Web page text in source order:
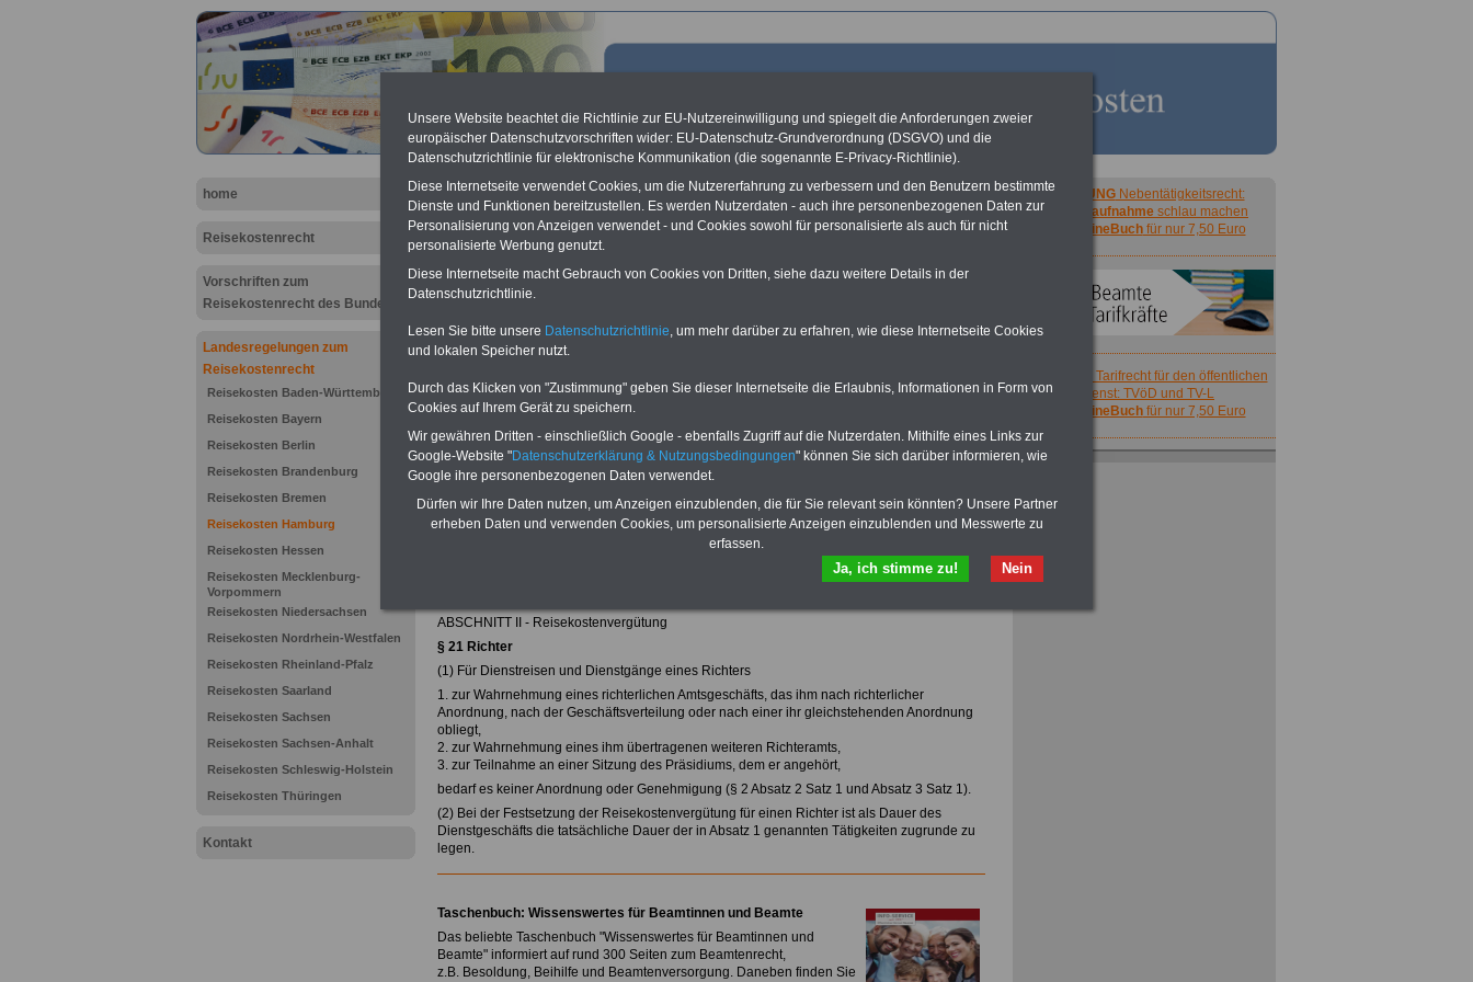
home
Reisekostenrecht
Vorschriften zum
Reisekostenrecht des Bundes
Landesregelungen zum
Reisekostenrecht
Reisekosten Baden-Württemberg
Reisekosten Bayern
Reisekosten Berlin
Reisekosten Brandenburg
Reisekosten Bremen
Reisekosten Hamburg
Reisekosten Hessen
Reisekosten Mecklenburg-
Vorpommern
Reisekosten Niedersachsen
Reisekosten Nordrhein-Westfalen
Reisekosten Rheinland-Pfalz
Reisekosten Saarland
Reisekosten Sachsen
Reisekosten Sachsen-Anhalt
Reisekosten Schleswig-Holstein
Reisekosten Thüringen
Kontakt
Hamburgisches Reisekostengesetz (HmbRKG): § 21 Richter
Vorteile für Beamtinnen und Beamte sowie den öffentlichen Dienst
Versichern:Vergleichen - Auswählen - Beste Konditionen sichern
Zurück zur Übersicht des HmbRKG
Hamburgisches Reisekostengesetz (HmbRKG)
zuletzt geändert durch Artikel 6 des Gesetzes vom 4. April 2017 (HmbGVBl. S. 99, 106)
ABSCHNITT II - Reisekostenvergütung
§ 21 Richter
(1) Für Dienstreisen und Dienstgänge eines Richters
1. zur Wahrnehmung eines richterlichen Amtsgeschäfts, das ihm nach richterlicher
Anordnung, nach der Geschäftsverteilung oder nach einer ihr gleichstehenden Anordnung
obliegt,
2. zur Wahrnehmung eines ihm übertragenen weiteren Richteramts,
3. zur Teilnahme an einer Sitzung des Präsidiums, dem er angehört,
bedarf es keiner Anordnung oder Genehmigung (§ 2 Absatz 2 Satz 1 und Absatz 3 Satz 1).
(2) Bei der Festsetzung der Reisekostenvergütung für einen Richter ist als Dauer des
Dienstgeschäfts die tatsächliche Dauer der in Absatz 1 genannten Tätigkeiten zugrunde zu
legen.
Taschenbuch: Wissenswertes für Beamtinnen und Beamte
Das beliebte Taschenbuch "Wissenswertes für Beamtinnen und
Beamte" informiert auf rund 300 Seiten zum Beamtenrecht,
z.B. Besoldung, Beihilfe und Beamtenversorgung. Daneben finden Sie
ACHTUNGNebentätigkeitsrecht:
vor Jobaufnahme schlau machen
OnlineBuchfür nur 7,50 Euro
Tarifrecht für den öffentlichen
Dienst: TVöD und TV-L
OnlineBuchfür nur 7,50 Euro
Unsere Website beachtet die Richtlinie zur EU-Nutzereinwilligung und spiegelt die Anforderungen zweier
europäischer Datenschutzvorschriften wider: EU-Datenschutz-Grundverordnung (DSGVO) und die
Datenschutzrichtlinie für elektronische Kommunikation (die sogenannte E-Privacy-Richtlinie).
Diese Internetseite verwendet Cookies, um die Nutzererfahrung zu verbessern und den Benutzern bestimmte
Dienste und Funktionen bereitzustellen. Es werden Nutzerdaten - auch ihre personenbezogenen Daten zur
Personalisierung von Anzeigen verwendet - und Cookies sowohl für personalisierte als auch für nicht
personalisierte Werbung genutzt.
Diese Internetseite macht Gebrauch von Cookies von Dritten, siehe dazu weitere Details in der
Datenschutzrichtlinie.
Lesen Sie bitte unsere Datenschutzrichtlinie , um mehr darüber zu erfahren, wie diese Internetseite Cookies
und lokalen Speicher nutzt.
Durch das Klicken von "Zustimmung" geben Sie dieser Internetseite die Erlaubnis, Informationen in Form von
Cookies auf Ihrem Gerät zu speichern.
Wir gewähren Dritten - einschließlich Google - ebenfalls Zugriff auf die Nutzerdaten. Mithilfe eines Links zur
Google-Website "Datenschutzerklärung & Nutzungsbedingungen" können Sie sich darüber informieren, wie
Google ihre personenbezogenen Daten verwendet.
Dürfen wir Ihre Daten nutzen, um Anzeigen einzublenden, die für Sie relevant sein könnten? Unsere Partner
erheben Daten und verwenden Cookies, um personalisierte Anzeigen einzublenden und Messwerte zu
erfassen.
Nein
Ja, ich stimme zu!